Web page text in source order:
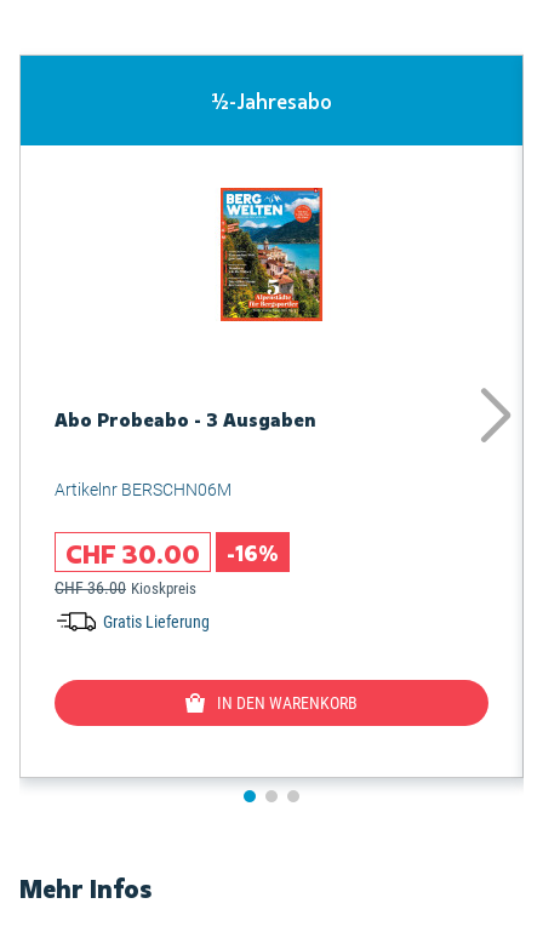
½-Jahresabo
Abo Probeabo - 3 Ausgaben
Artikelnr BERSCHN06M
CHF 30.00 -16%
CHF 36.00 Kioskpreis
Gratis Lieferung
IN DEN WARENKORB
Mehr Infos